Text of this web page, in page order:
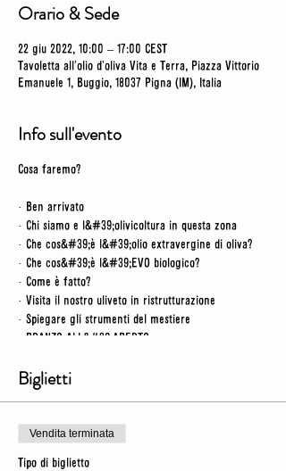
Orario & Sede
22 giu 2022, 10:00 – 17:00 CEST
Tavoletta all'olio d'oliva Vita e Terra, Piazza Vittorio
Emanuele 1, Buggio, 18037 Pigna (IM), Italia
Info sull'evento
Cosa faremo?
· Ben arrivato
· Chi siamo e l&#39;olivicoltura in questa zona
· Che cos&#39;è l&#39;olio extravergine di oliva?
· Che cos&#39;è l&#39;EVO biologico?
· Come è fatto?
· Visita il nostro uliveto in ristrutturazione
· Spiegare gli strumenti del mestiere
· PRANZO ALL&#39;APERTO
· Visita al laboratorio
· Video
· Degustazione guidata di 3 oli
Biglietti
Vendita terminata
Tipo di biglietto